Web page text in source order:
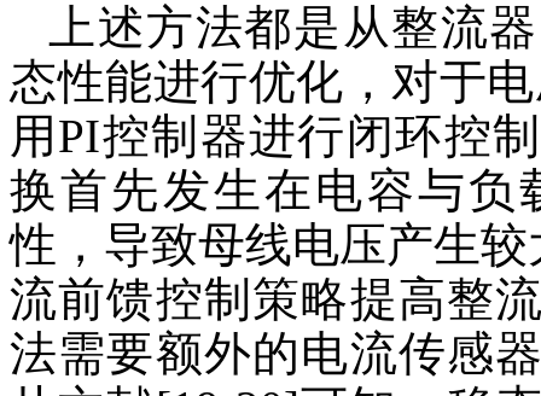
上述方法都是从整流
态性能进行优化，对于
用PI控制器进行闭环控
换首先发生在电容与负
性，导致母线电压产生
流前馈控制策略提高整
法需要额外的电流传感